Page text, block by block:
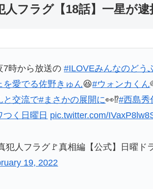
人フラグ【18話】一星が逮
7時から放送の#ILOVEみんなのどう
を愛でる佐野きゅん😆#ウォンカくん
と交流で#まさかの展開に👀⁉️#西島秀
つく日曜日 pic.twitter.com/
犯人フラグ🚩真相編【公式】日曜ド
19, 2022